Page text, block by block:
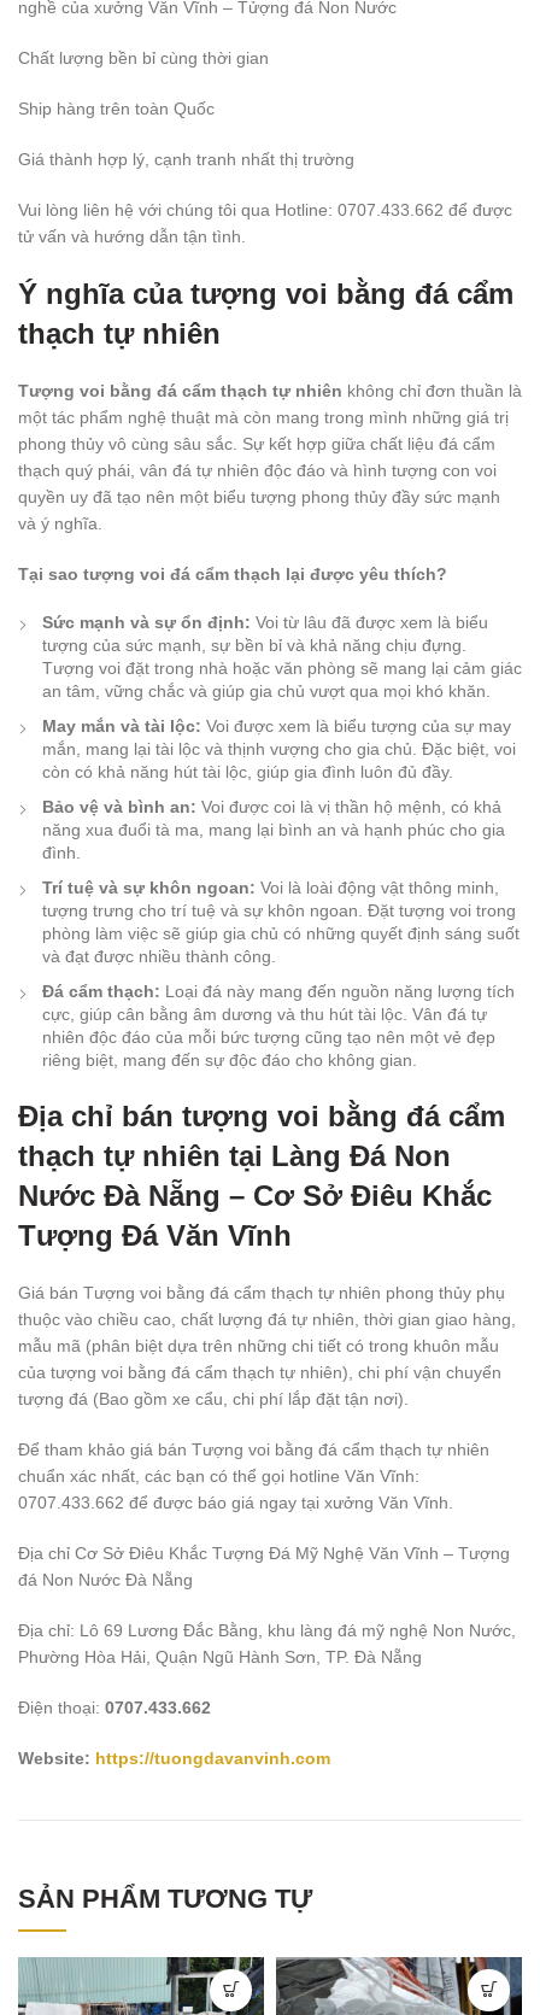
nghề của xưởng Văn Vĩnh – Tửợng đá Non Nước
Chất lượng bền bỉ cùng thời gian
Ship hàng trên toàn Quốc
Giá thành hợp lý, cạnh tranh nhất thị trường
Vui lòng liên hệ với chúng tôi qua Hotline: 0707.433.662 để được
tử vấn và hướng dẫn tận tình.
Ý nghĩa của tượng voi bằng đá cẩm
thạch tự nhiên
Tượng voi bằng đá cẩm thạch tự nhiên không chỉ đơn thuần là
một tác phẩm nghệ thuật mà còn mang trong mình những giá trị
phong thủy vô cùng sâu sắc. Sự kết hợp giữa chất liệu đá cẩm
thạch quý phái, vân đá tự nhiên độc đáo và hình tượng con voi
quyền uy đã tạo nên một biểu tượng phong thủy đầy sức mạnh
và ý nghĩa.
Tại sao tượng voi đá cẩm thạch lại được yêu thích?
Sức mạnh và sự ổn định: Voi từ lâu đã được xem là biểu
tượng của sức mạnh, sự bền bỉ và khả năng chịu đựng.
Tượng voi đặt trong nhà hoặc văn phòng sẽ mang lại cảm giác
an tâm, vững chắc và giúp gia chủ vượt qua mọi khó khăn.
May mắn và tài lộc: Voi được xem là biểu tượng của sự may
mắn, mang lại tài lộc và thịnh vượng cho gia chủ. Đặc biệt, voi
còn có khả năng hút tài lộc, giúp gia đình luôn đủ đầy.
Bảo vệ và bình an: Voi được coi là vị thần hộ mệnh, có khả
năng xua đuổi tà ma, mang lại bình an và hạnh phúc cho gia
đình.
Trí tuệ và sự khôn ngoan: Voi là loài động vật thông minh,
tượng trưng cho trí tuệ và sự khôn ngoan. Đặt tượng voi trong
phòng làm việc sẽ giúp gia chủ có những quyết định sáng suốt
và đạt được nhiều thành công.
Đá cẩm thạch: Loại đá này mang đến nguồn năng lượng tích
cực, giúp cân bằng âm dương và thu hút tài lộc. Vân đá tự
nhiên độc đáo của mỗi bức tượng cũng tạo nên một vẻ đẹp
riêng biệt, mang đến sự độc đáo cho không gian.
Địa chỉ bán tượng voi bằng đá cẩm
thạch tự nhiên tại Làng Đá Non
Nước Đà Nẵng – Cơ Sở Điêu Khắc
Tượng Đá Văn Vĩnh
Giá bán Tượng voi bằng đá cẩm thạch tự nhiên phong thủy phụ
thuộc vào chiều cao, chất lượng đá tự nhiên, thời gian giao hàng,
mẫu mã (phân biệt dựa trên những chi tiết có trong khuôn mẫu
của tượng voi bằng đá cẩm thạch tự nhiên), chi phí vận chuyển
tượng đá (Bao gồm xe cẩu, chi phí lắp đặt tận nơi).
Để tham khảo giá bán Tượng voi bằng đá cẩm thạch tự nhiên
chuẩn xác nhất, các bạn có thể gọi hotline Văn Vĩnh:
0707.433.662 để được báo giá ngay tại xưởng Văn Vĩnh.
Địa chỉ Cơ Sở Điêu Khắc Tượng Đá Mỹ Nghệ Văn Vĩnh – Tượng
đá Non Nước Đà Nẵng
Địa chỉ: Lô 69 Lương Đắc Bằng, khu làng đá mỹ nghệ Non Nước,
Phường Hòa Hải, Quận Ngũ Hành Sơn, TP. Đà Nẵng
Điện thoại: 0707.433.662
Website: https://tuongdavanvinh.com
SẢN PHẨM TƯƠNG TỰ